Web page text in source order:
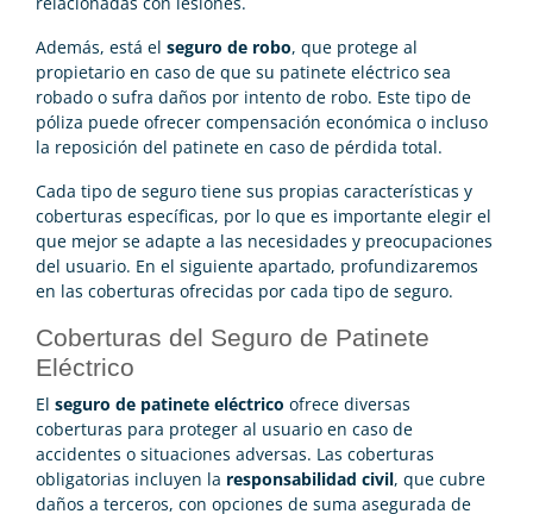
Además, está el seguro de robo, que protege al
propietario en caso de que su patinete eléctrico sea
robado o sufra daños por intento de robo. Este tipo de
póliza puede ofrecer compensación económica o incluso
la reposición del patinete en caso de pérdida total.
Cada tipo de seguro tiene sus propias características y
coberturas específicas, por lo que es importante elegir el
que mejor se adapte a las necesidades y preocupaciones
del usuario. En el siguiente apartado, profundizaremos
en las coberturas ofrecidas por cada tipo de seguro.
Coberturas del Seguro de Patinete
Eléctrico
El seguro de patinete eléctrico ofrece diversas
coberturas para proteger al usuario en caso de
accidentes o situaciones adversas. Las coberturas
obligatorias incluyen la responsabilidad civil, que cubre
daños a terceros, con opciones de suma asegurada de